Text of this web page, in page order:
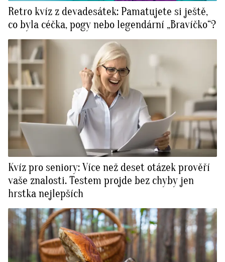
Retro kvíz z devadesátek: Pamatujete si ještě,
co byla céčka, pogy nebo legendární „Bravíčko“?
Kvíz pro seniory: Více než deset otázek prověří
vaše znalosti. Testem projde bez chyby jen
hrstka nejlepších